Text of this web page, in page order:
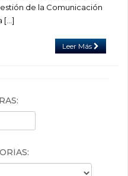
de la Comunicación
[…]
Leer Más